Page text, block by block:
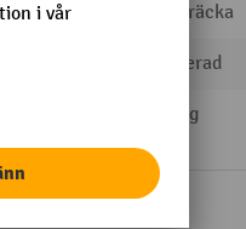
Kortsträcka
integrerad
1400 kg